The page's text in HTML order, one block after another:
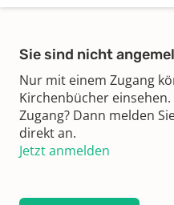
Sie sind nicht
Nur mit einem Zugang
Kirchenbücher
Zugang? Dann melden
direkt an.
Jetzt anmelden